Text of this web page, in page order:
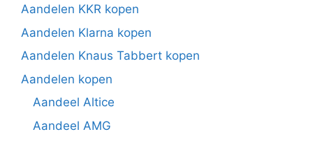
Aandelen KKR kopen
Aandelen Klarna kopen
Aandelen Knaus Tabbert kopen
Aandelen kopen
Aandeel Altice
Aandeel AMG